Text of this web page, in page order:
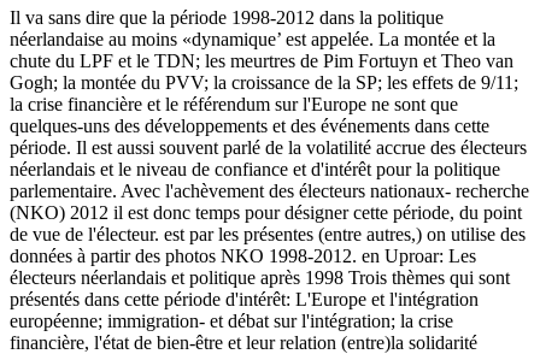
Il va sans dire que la période 1998-2012 dans la politique
néerlandaise au moins «dynamique’ est appelée. La montée et la
chute du LPF et le TDN; les meurtres de Pim Fortuyn et Theo van
Gogh; la montée du PVV; la croissance de la SP; les effets de 9/11;
la crise financière et le référendum sur l'Europe ne sont que
quelques-uns des développements et des événements dans cette
période. Il est aussi souvent parlé de la volatilité accrue des électeurs
néerlandais et le niveau de confiance et d'intérêt pour la politique
parlementaire. Avec l'achèvement des électeurs nationaux- recherche
(NKO) 2012 il est donc temps pour désigner cette période, du point
de vue de l'électeur. est par les présentes (entre autres,) on utilise des
données à partir des photos NKO 1998-2012. en Uproar: Les
électeurs néerlandais et politique après 1998 Trois thèmes qui sont
présentés dans cette période d'intérêt: L'Europe et l'intégration
européenne; immigration- et débat sur l'intégration; la crise
financière, l'état de bien-être et leur relation (entre)la solidarité